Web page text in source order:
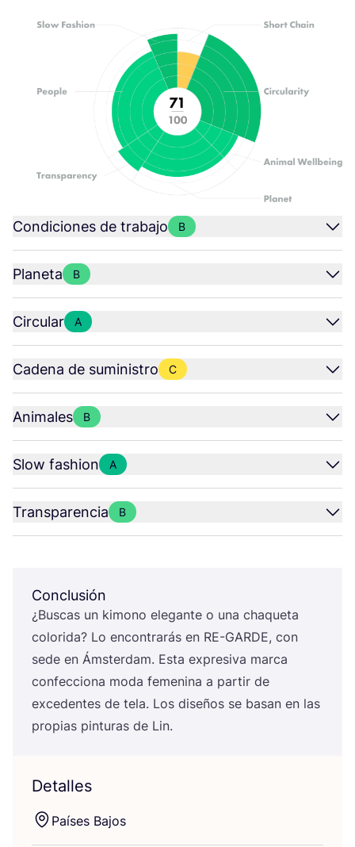
Condiciones de trabajo B
Planeta B
Circular A
Cadena de suministro C
Animales B
Slow fashion A
Transparencia B
Conclusión
¿Bus­cas un kimono ele­gan­te o una cha­que­ta
colo­ri­da? Lo encon­tra­rás en RE-GAR­DE, con
sede en Áms­ter­dam. Esta expre­si­va mar­ca
con­fec­cio­na moda feme­ni­na a par­tir de
exce­den­tes de tela. Los dise­ños se basan en las
pro­pias pin­tu­ras de Lin.
Detalles
Paí­ses Bajos